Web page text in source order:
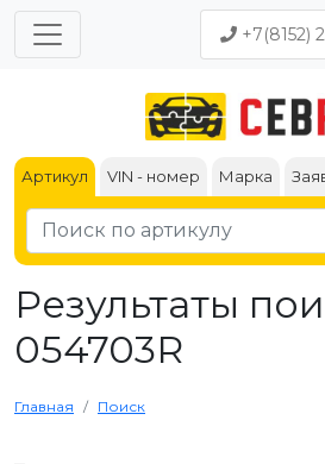
+7(8152)
Артикул VIN - номер Марка
Результаты
054703R
Главная Поиск